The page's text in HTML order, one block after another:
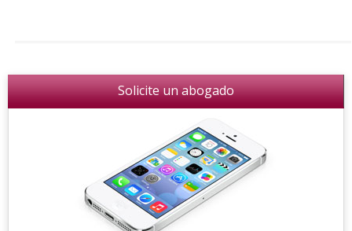
Solicite un abogado